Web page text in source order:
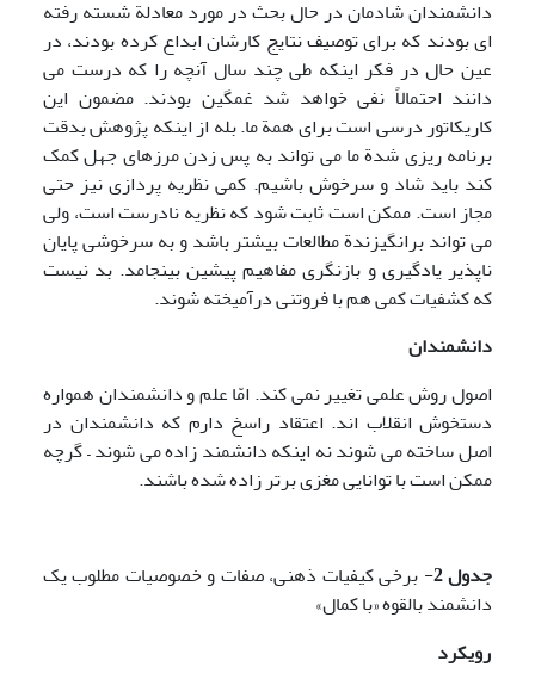
دانشمندان شادمان در حال بحث در مورد معادلة شسته رفته
ای بودند که برای توصیف نتایج کارشان ابداع کرده بودند، در
عین حال در فکر اینکه طی چند سال آنچه را که درست می
دانند احتمالاً نفی خواهد شد غمگین بودند. مضمون این
کاریکاتور درسی است برای همة ما. بله از اینکه پژوهش بدقت
برنامه ریزی شدة ما می تواند به پس زدن مرزهای جهل کمک
کند باید شاد و سرخوش باشیم. کمی نظریه پردازی نیز حتی
مجاز است. ممکن است ثابت شود که نظریه نادرست است، ولی
می تواند برانگیزندة مطالعات بیشتر باشد و به سرخوشی پایان
ناپذیر یادگیری و بازنگری مفاهیم پیشین بینجامد. بد نیست
که کشفیات کمی هم با فروتنی درآمیخته شوند.
دانشمندان
اصول روش علمی تغییر نمی کند. امّا علم و دانشمندان همواره
دستخوش انقلاب اند. اعتقاد راسخ دارم که دانشمندان در
اصل ساخته می شوند نه اینکه دانشمند زاده می شوند – گرچه
ممکن است با توانایی مغزی برتر زاده شده باشند.
جدول 2 - برخی کیفیات ذهنی، صفات و خصوصیات مطلوب یک
دانشمند بالقوه «با کمال»
رویکرد